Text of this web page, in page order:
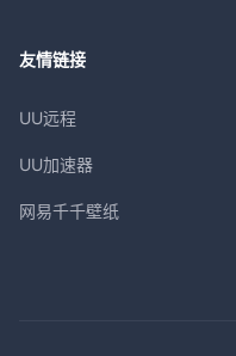
友情链接
UU远程
UU加速器
网易千千壁纸